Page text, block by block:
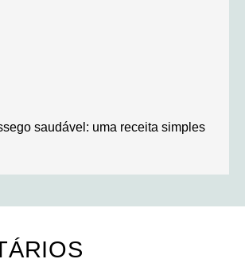
saudável: uma receita simples